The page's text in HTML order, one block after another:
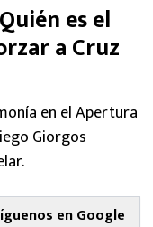
es el
a Cruz
en el Apertura
Giorgos
en Google